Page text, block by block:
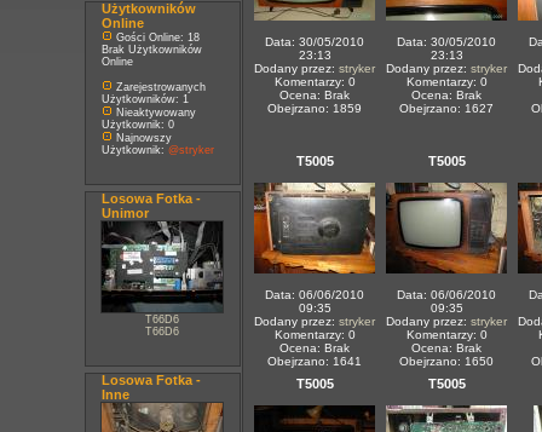
Użytkowników
Online
Gości Online: 18
Brak Użytkowników
Online
Zarejestrowanych
Użytkowników: 1
Nieaktywowany
Użytkownik: 0
Najnowszy
Użytkownik: @stryker
Losowa Fotka -
Unimor
T66D6
T66D6
Losowa Fotka -
Inne
Data: 30/05/2010
23:13
Dodany przez: stryker
Komentarzy: 0
Ocena: Brak
Obejrzano: 1859
Data: 30/05/2010
23:13
Dodany przez: stryker
Komentarzy: 0
Ocena: Brak
Obejrzano: 1627
T5005
Data: 06/06/2010
09:35
Dodany przez: stryker
Komentarzy: 0
Ocena: Brak
Obejrzano: 1641
T5005
Data: 06/06/2010
09:35
Dodany przez: stryker
Komentarzy: 0
Ocena: Brak
Obejrzano: 1650
T5005 T5005